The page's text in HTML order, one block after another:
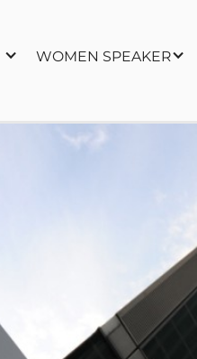
WOMEN SPEAKER